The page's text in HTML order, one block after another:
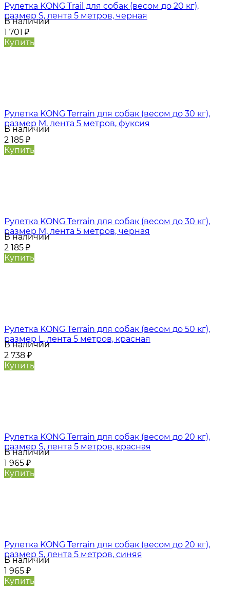
Рулетка KONG Trail для собак (весом до 20 кг),
размер S, лента 5 метров, черная
В наличии
1 701 ₽
Купить
Рулетка KONG Terrain для собак (весом до 30 кг),
размер M, лента 5 метров, фуксия
В наличии
2 185 ₽
Купить
Рулетка KONG Terrain для собак (весом до 30 кг),
размер M, лента 5 метров, черная
В наличии
2 185 ₽
Купить
Рулетка KONG Terrain для собак (весом до 50 кг),
размер L, лента 5 метров, красная
В наличии
2 738 ₽
Купить
Рулетка KONG Terrain для собак (весом до 20 кг),
размер S, лента 5 метров, красная
В наличии
1 965 ₽
Купить
Рулетка KONG Terrain для собак (весом до 20 кг),
размер S, лента 5 метров, синяя
В наличии
1 965 ₽
Купить